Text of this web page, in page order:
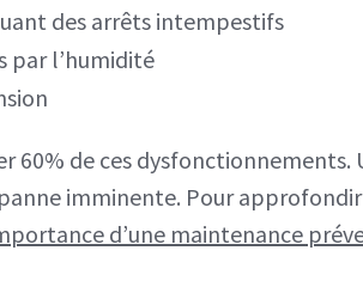
des arrêts intempestifs
par l’humidité
60% de ces
imminente. Pour
d’une maintenance